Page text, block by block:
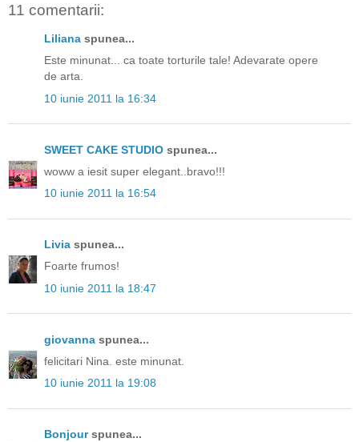
11 comentarii:
Liliana spunea...
Este minunat... ca toate torturile tale! Adevarate opere
de arta.
10 iunie 2011 la 16:34
SWEET CAKE STUDIO spunea...
woww a iesit super elegant..bravo!!!
10 iunie 2011 la 16:54
Livia spunea...
Foarte frumos!
10 iunie 2011 la 18:47
giovanna spunea...
felicitari Nina. este minunat.
10 iunie 2011 la 19:08
Bonjourspunea...